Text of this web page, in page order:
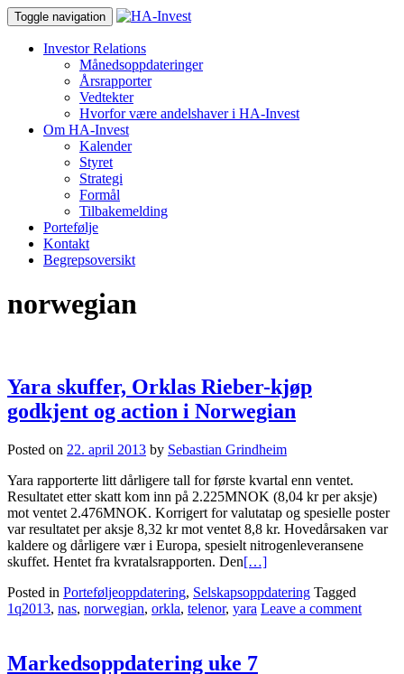
Toggle navigation
Investor Relations
Månedsoppdateringer
Årsrapporter
Vedtekter
Hvorfor være andelshaver i HA-Invest
Om HA-Invest
Kalender
Styret
Strategi
Formål
Tilbakemelding
Portefølje
Kontakt
Begrepsoversikt
norwegian
Yara skuffer, Orklas Rieber-kjøp
godkjent og action i Norwegian
Posted on 22. april 2013 by Sebastian Grindheim
Yara rapporterte litt dårligere tall for første kvartal enn ventet.
Resultatet etter skatt kom inn på 2.225MNOK (8,04 kr per aksje)
mot ventet 2.476MNOK. Korrigert for valutatap og spesielle poster
var resultatet per aksje 8,32 kr mot ventet 8,8 kr. Hovedårsaken var
kaldere og dårligere vær i Europa, spesielt nitrogenleveransene
skuffet. Hentet fra kvratalsrapporten. Den[…]
Posted in Porteføljeoppdatering, Selskapsoppdatering Tagged
1q2013, nas, norwegian, orkla, telenor, yara Leave a comment
Markedsoppdatering uke 7